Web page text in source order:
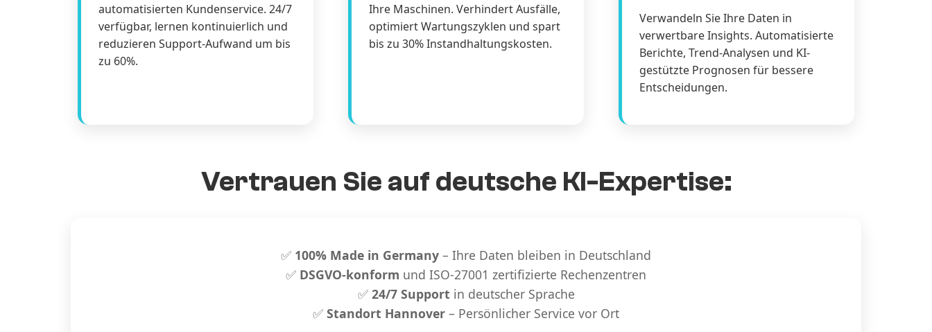
automatisierten Kundenservice. 24/7
verfügbar, lernen kontinuierlich und
reduzieren Support-Aufwand um bis
zu 60%.
Ihre Maschinen. Verhindert Ausfälle,
optimiert Wartungszyklen und spart
bis zu 30% Instandhaltungskosten.
Verwandeln Sie Ihre Daten in
verwertbare Insights. Automatisierte
Berichte, Trend-Analysen und KI-
gestützte Prognosen für bessere
Entscheidungen.
Vertrauen Sie auf deutsche KI-Expertise:
✅ 100% Made in Germany – Ihre Daten bleiben in Deutschland
✅ DSGVO-konform und ISO-27001 zertifizierte Rechenzentren
✅ 24/7 Support in deutscher Sprache
✅ Standort Hannover – Persönlicher Service vor Ort